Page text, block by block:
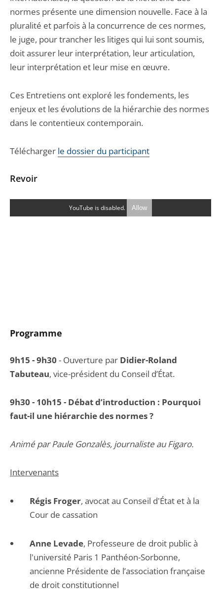
normes présente une dimension nouvelle. Face à la
pluralité et parfois à la concurrence de ces normes,
le juge, pour trancher les litiges qui lui sont soumis,
doit assurer leur interprétation, leur articulation,
leur interprétation et leur mise en œuvre.
Ces Entretiens ont exploré les fondements, les
enjeux et les évolutions de la hiérarchie des normes
dans le contentieux contemporain.
Télécharger le dossier du participant
Revoir
YouTube is disabled. Allow
Programme
9h15 - 9h30 - Ouverture par Didier-Roland
Tabuteau, vice-président du Conseil d’État.
9h30 - 10h15 - Débat d’introduction : Pourquoi
faut-il une hiérarchie des normes ?
Animé par Paule Gonzalès, journaliste au Figaro.
Intervenants
Régis Froger, avocat au Conseil d'État et à la
Cour de cassation
Anne Levade, Professeure de droit public à
l'université Paris 1 Panthéon-Sorbonne,
ancienne Présidente de l’association française
de droit constitutionnel